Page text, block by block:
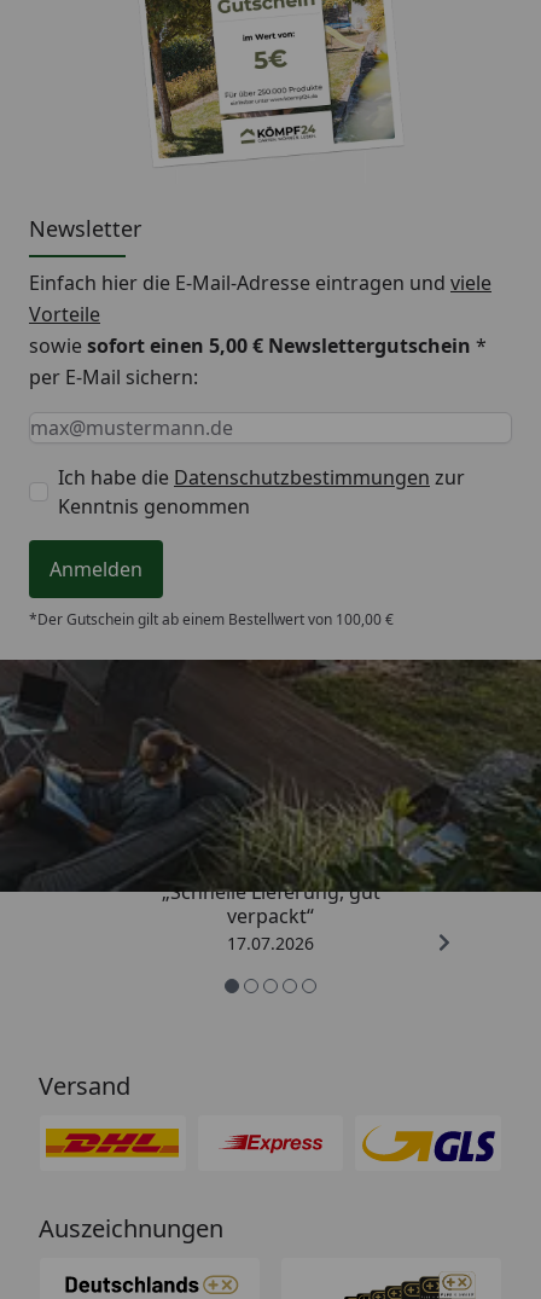
Newsletter
Einfach hier die E-Mail-Adresse eintragen und viele
Vorteile
sowiesofort einen 5,00 € Newslettergutschein *
per E-Mail sichern:
Keine Eingabe erforderlich
Eingabe erforderlich
E-Mail *
Ich habe die Datenschutzbestimmungen zur
Kenntnis genommen
Anmelden
*Der Gutschein gilt ab einem Bestellwert von 100,00 €
Trusted Shops
4,64/ 5
„Schnelle Lieferung, gut
verpackt“
17.07.2026
Versand
Auszeichnungen